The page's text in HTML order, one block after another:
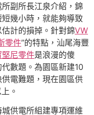
副所長江泉介紹，錦
幾小時，就能夠導致
計的損掉。針對錦VW
零件”的特點，汕尾海豐
堅尼零件是浪漫的傻
數題。為園區新建10
電難題，現在園區供
。
供電所組建專項運維